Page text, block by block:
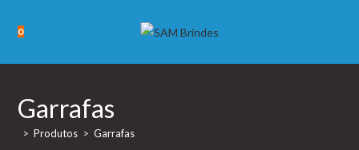
0
Garrafas
> Produtos > Garrafas